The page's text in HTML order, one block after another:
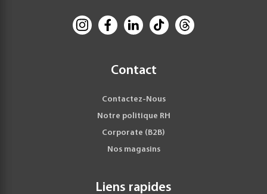
Contact
Contactez-Nous
Notre politique RH
Corporate (B2B)
Nos magasins
Liens rapides